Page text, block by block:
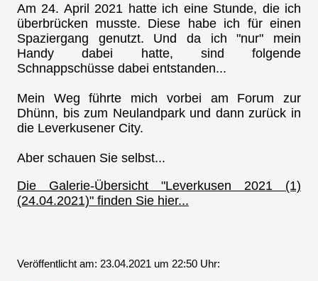
Am 24. April 2021 hatte ich eine Stunde, die ich
überbrücken musste. Diese habe ich für einen
Spaziergang genutzt. Und da ich "nur" mein
Handy dabei hatte, sind folgende
Schnappschüsse dabei entstanden...
Mein Weg führte mich vorbei am Forum zur
Dhünn, bis zum Neulandpark und dann zurück in
die Leverkusener City.
Aber schauen Sie selbst...
Die Galerie-Übersicht "Leverkusen 2021 (1)
(24.04.2021)" finden Sie hier...
Veröffentlicht am: 23.04.2021 um 22:50 Uhr: